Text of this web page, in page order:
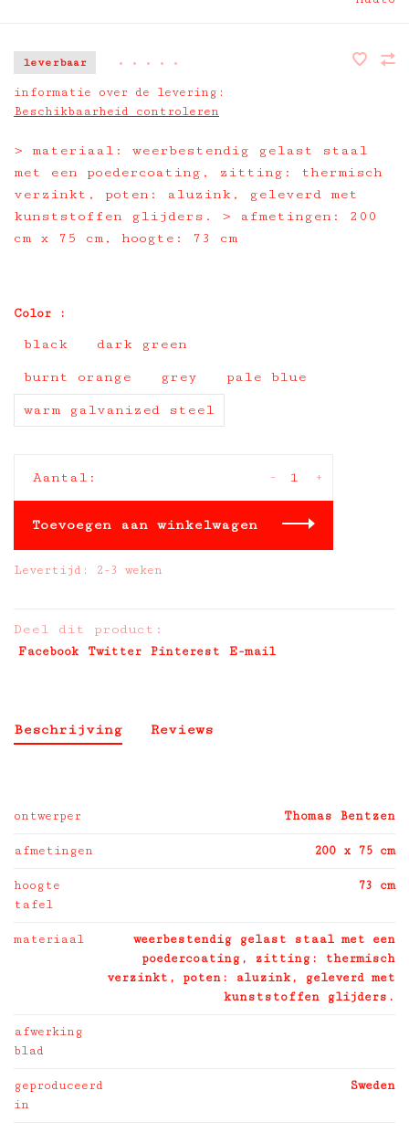
leverbaar • • • • •
informatie over de levering:
Beschikbaarheid controleren
> materiaal: weerbestendig gelast staal
met een poedercoating, zitting: thermisch
verzinkt, poten: aluzink, geleverd met
kunststoffen glijders. > afmetingen: 200
cm x 75 cm, hoogte: 73 cm
Color :
black dark green
burnt orange grey pale blue
warm galvanized steel
Aantal: +
-
Toevoegen aan winkelwagen
Levertijd: 2-3 weken
Deel dit product:
Facebook Twitter Pinterest E-mail
Beschrijving Reviews
ontwerper Thomas Bentzen
afmetingen 200 x 75 cm
hoogte
tafel
73 cm
materiaal
weerbestendig gelast staal met een
poedercoating, zitting: thermisch
verzinkt, poten: aluzink, geleverd met
kunststoffen glijders.
afwerking
blad
geproduceerd
in
Sweden